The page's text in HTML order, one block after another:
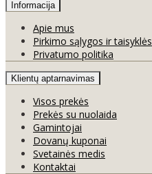
Informacija
Apie mus
Pirkimo sąlygos ir taisyklės
Privatumo politika
Klientų aptarnavimas
Visos prekės
Prekės su nuolaida
Gamintojai
Dovanų kuponai
Svetainės medis
Kontaktai